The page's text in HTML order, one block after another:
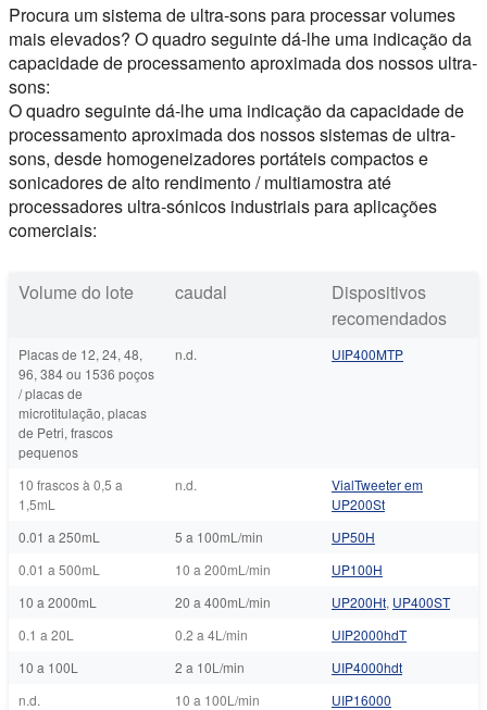
Procura um sistema de ultra-sons para processar volumes
mais elevados? O quadro seguinte dá-lhe uma indicação da
capacidade de processamento aproximada dos nossos ultra-
sons:
O quadro seguinte dá-lhe uma indicação da capacidade de
processamento aproximada dos nossos sistemas de ultra-
sons, desde homogeneizadores portáteis compactos e
sonicadores de alto rendimento / multiamostra até
processadores ultra-sónicos industriais para aplicações
comerciais:
Volume do lote caudal
Dispositivos
recomendados
Placas de 12, 24, 48,
96, 384 ou 1536 poços
/ placas de
microtitulação, placas
de Petri, frascos
pequenos
n.d. UIP400MTP
10 frascos à 0,5 a
1,5mL
n.d.
VialTweeter em
UP200St
0.01 a 250mL
5 a 100mL/min
UP50H
0.01 a 500mL
10 a 200mL/min
UP100H
10 a 2000mL
20 a 400mL/min UP200Ht, UP400ST
0.1 a 20L
0.2 a 4L/min
UIP2000hdT
10 a 100L
2 a 10L/min
UIP4000hdt
n.d.
10 a 100L/min
UIP16000